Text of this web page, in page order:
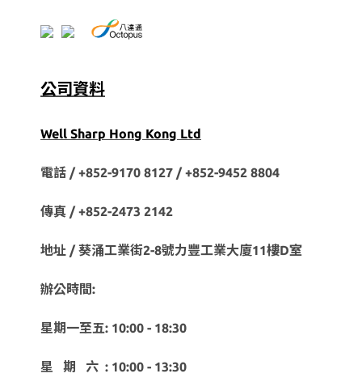
公司資料
Well Sharp Hong Kong Ltd
電話 / +852-9170 8127 /+852-9452 8804
傳真 / +852-2473 2142
地址 / 葵涌工業街2-8號力豐工業大廈11樓D室
辦公時間:
星期一至五: 10:00 - 18:30
星 期 六 : 10:00 - 13:30